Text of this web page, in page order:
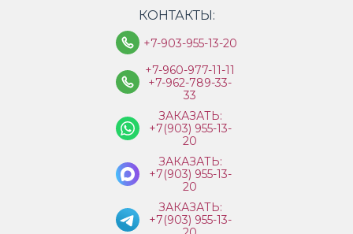
КОНТАКТЫ:
+7-903-955-13-20
+7-960-977-11-11
+7-962-789-33-
33
ЗАКАЗАТЬ:
+7(903) 955-13-
20
ЗАКАЗАТЬ:
+7(903) 955-13-
20
ЗАКАЗАТЬ:
+7(903) 955-13-